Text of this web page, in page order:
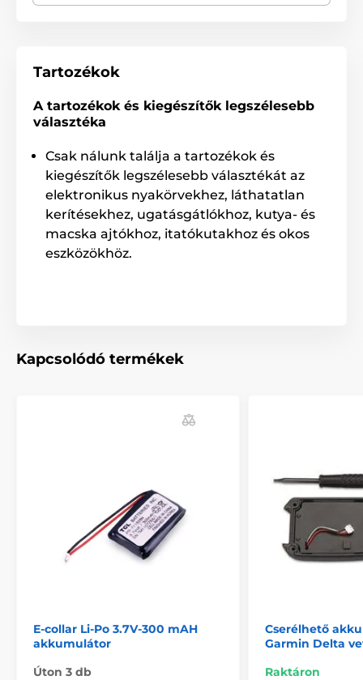
Tápegység
Tartozékok
A tartozékok és kiegészítők legszélesebb
választéka
Csak nálunk találja a tartozékok és
kiegészítők legszélesebb választékát az
elektronikus nyakörvekhez, láthatatlan
kerítésekhez, ugatásgátlókhoz, kutya- és
macska ajtókhoz, itatókutakhoz és okos
eszközökhöz.
Kapcsolódó termékek
E-collar Li-Po 3.7V-300 mAH
akkumulátor
Úton 3 db
Cserélhető
Garmin Delta
Raktáron